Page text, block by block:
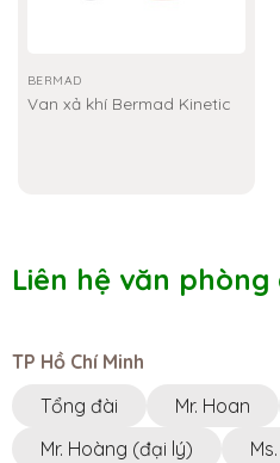
BERMAD
Van xả khí Bermad Kinetic
Liên hệ văn phòng
TP Hồ Chí Minh
Tổng đài
Mr. Hoan
Mr. Hoàng (đại lý)